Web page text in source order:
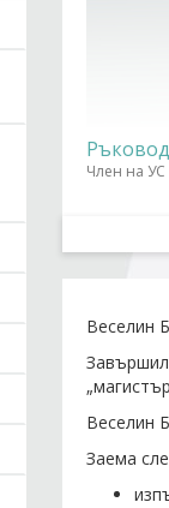
Член на
Веселин
Веселин
Заема